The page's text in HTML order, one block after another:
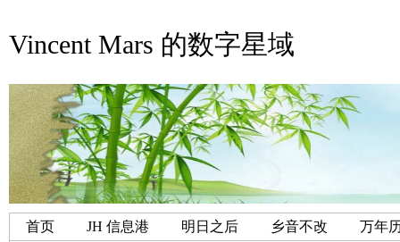
Vincent Mars 的数字星域
首页 JH 信息港 明日之后 乡音不改 万年